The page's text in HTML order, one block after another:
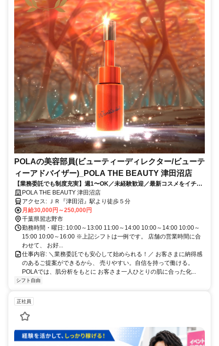
POLAの美容部員(ビューティーディレクター/ビューテ
ィーアドバイザー)_POLA THE BEAUTY 津田沼店
【業務委託でも制度充実】週1〜OK／未経験歓迎／最新コスメをイチ早
くお試し♪お客様も自分もキレイに／Wワーク・副業
POLA THE BEAUTY 津田沼店
アクセス: ＪＲ『津田沼』駅より徒歩５分
月給30,000円～250,000円
千葉県習志野市
勤務時間・曜日: 10:00～13:00 11:00～14:00 10:00～14:00 10:00～
15:00 10:00～16:00 ※上記シフトは一例です。 店舗の営業時間に合
わせて、 お好...
仕事内容: ＼業務委託でも安心して始められる！／ お客さまに納得感
のあるご提案ができるから、 売りやすい。自信を持って働ける。
POLAでは、肌分析をもとに お客さま一人ひとりの肌に合った化...
シフト自由
正社員